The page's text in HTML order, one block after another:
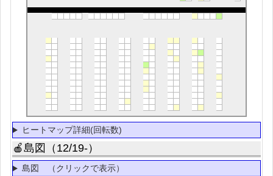
ヒートマップ詳細(回転数)
🍎島図（12/19-）
島図 （クリックで表示）